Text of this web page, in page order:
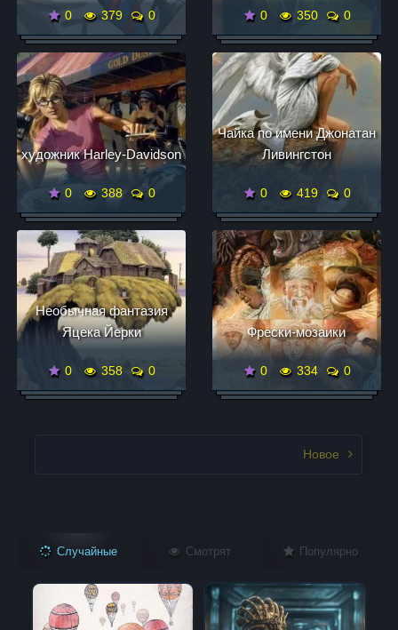
0 379 0 0 350 0
художник Harley-Davidson
0 388 0
Чайка по имени Джонатан
Ливингстон
0 419 0
Необычная фантазия
Яцека Йерки
0 358 0
Фрески-мозаики
0 334 0
Новое
Случайные Смотрят Популярно